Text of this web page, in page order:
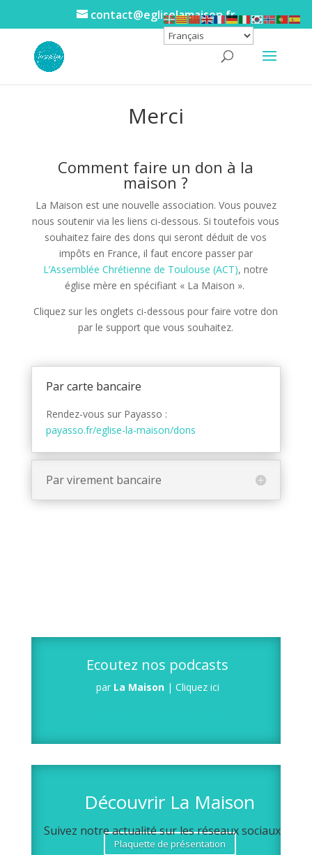
contact@egliselamaison.fr
Merci
Comment faire un don à la
maison ?
La Maison est une nouvelle association. Vous pouvez
nous soutenir via les liens ci-dessous. Si toutefois vous
souhaitez faire des dons qui seront déduit de vos
impôts en France, il faut encore passer par
L’Assemblée Chrétienne de Toulouse (ACT), notre
église mère en spécifiant « La Maison ».
Cliquez sur les onglets ci-dessous pour faire votre don
par le support que vous souhaitez.
Par carte bancaire
Rendez-vous sur Payasso :
payasso.fr/eglise-la-maison/dons
Par virement bancaire
Ecoutez nos podcasts
par La Maison| Cliquez ici
Découvrir La Maison
Plaquette de présentation
Suivez notre actualité sur les réseaux sociaux